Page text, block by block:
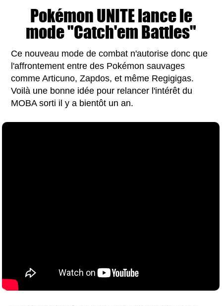
Pokémon UNITE lance le
mode "Catch'em Battles"
Ce nouveau mode de combat n'autorise donc que
l'affrontement entre des Pokémon sauvages
comme Articuno, Zapdos, et même Regigigas.
Voilà une bonne idée pour relancer l'intérêt du
MOBA sorti il y a bientôt un an.